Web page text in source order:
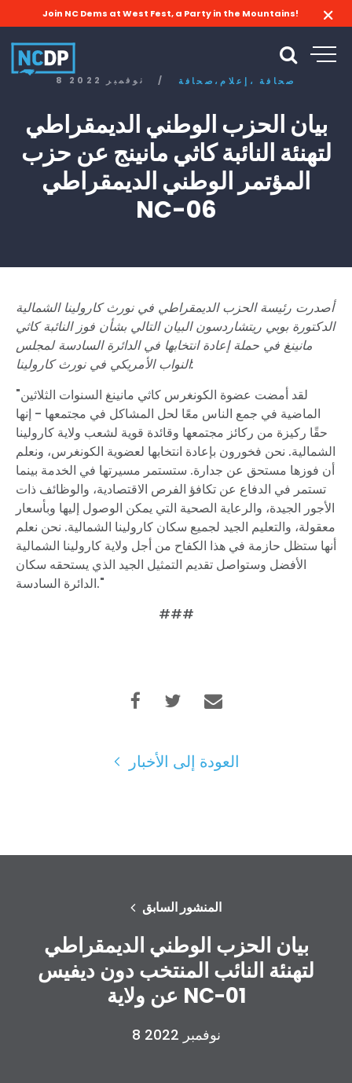
Join NC Dems at West Fest, a Party in the Mountains!
8 نوفمبر 2022 / صحافة، إعلام، صحافة
بيان الحزب الوطني الديمقراطي
لتهنئة النائبة كاثي مانينج عن حزب
المؤتمر الوطني الديمقراطي
NC-06
أصدرت رئيسة الحزب الديمقراطي في نورث كارولينا الشمالية
الدكتورة بوبي ريتشاردسون البيان التالي بشأن فوز النائبة كاثي
مانينغ في حملة إعادة انتخابها في الدائرة السادسة لمجلس
النواب الأمريكي في نورث كارولينا:
"لقد أمضت عضوة الكونغرس كاثي مانينغ السنوات الثلاثين
الماضية في جمع الناس معًا لحل المشاكل في مجتمعها - إنها
حقًا ركيزة من ركائز مجتمعها وقائدة قوية لشعب ولاية كارولينا
الشمالية. نحن فخورون بإعادة انتخابها لعضوية الكونغرس، ونعلم
أن فوزها مستحق عن جدارة. ستستمر مسيرتها في الخدمة بينما
تستمر في الدفاع عن تكافؤ الفرص الاقتصادية، والوظائف ذات
الأجور الجيدة، والرعاية الصحية التي يمكن الوصول إليها وبأسعار
معقولة، والتعليم الجيد لجميع سكان كارولينا الشمالية. نحن نعلم
أنها ستظل حازمة في هذا الكفاح من أجل ولاية كارولينا الشمالية
الأفضل وستواصل تقديم التمثيل الجيد الذي يستحقه سكان
الدائرة السادسة."
###
العودة إلى الأخبار
المنشور السابق
بيان الحزب الوطني الديمقراطي
لتهنئة النائب المنتخب دون ديفيس
عن ولاية NC-01
8 نوفمبر 2022